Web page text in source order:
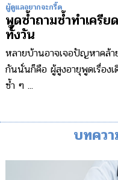
ผู้ดูแลอยากจะกรี๊ด
พูดซ้ำถามซ้ำทำเครียด
ทั้งวัน
หลายบ้านอาจเจอปัญหาคล้า
กันนั่นก็คือ ผู้สูงอายุพูดเรื่อง
ซ้ำ ๆ ...
บทคว